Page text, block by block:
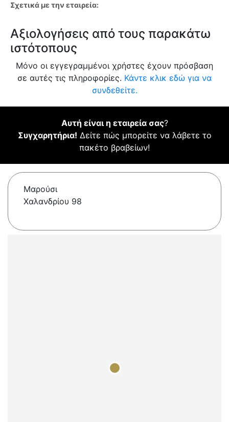
Σχετικά με την εταιρεία:
Αξιολογήσεις από τους παρακάτω
ιστότοπους
Μόνο οι εγγεγραμμένοι χρήστες έχουν πρόσβαση
σε αυτές τις πληροφορίες. Κάντε κλικ εδώ για να
συνδεθείτε.
Αυτή είναι η εταιρεία σας?
Συγχαρητήρια! Δείτε πώς μπορείτε να λάβετε το
πακέτο βραβείων!
Μαρούσι
Χαλανδρίου 98